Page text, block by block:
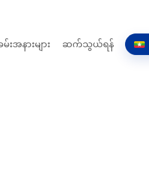
းအနားများ ဆက်သွယ်ရန်